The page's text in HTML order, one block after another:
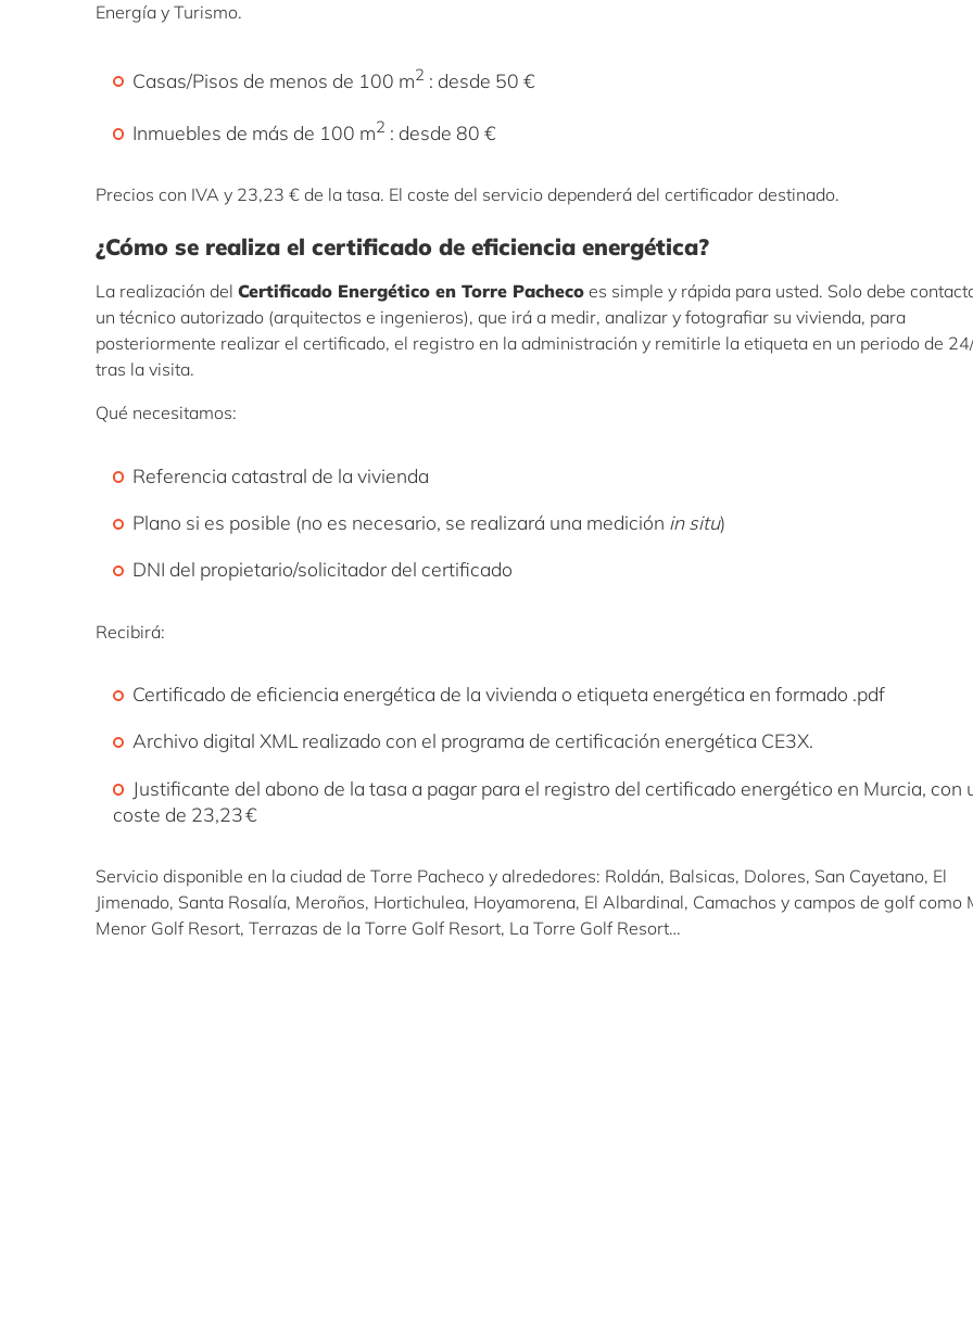
Energía y Turismo.
Casas/Pisos de menos de 100 m2 : desde 50 €
Inmuebles de más de 100 m2 : desde 80 €
Precios con IVA y 23,23 € de la tasa. El coste del servicio dependerá del certificador destinado.
¿Cómo se realiza el certificado de eficiencia energética?
La realización del Certificado Energético en Torre Pacheco es simple y rápida para usted. Solo debe
un técnico autorizado (arquitectos e ingenieros), que irá a medir, analizar y fotografiar su vivienda, para
posteriormente realizar el certificado, el registro en la administración y remitirle la etiqueta en un periodo de
tras la visita.
Qué necesitamos:
Referencia catastral de la vivienda
Plano si es posible (no es necesario, se realizará una medición in situ)
DNI del propietario/solicitador del certificado
Recibirá:
Certificado de eficiencia energética de la vivienda o etiqueta energética en formado .pdf
Archivo digital XML realizado con el programa de certificación energética CE3X.
Justificante del abono de la tasa a pagar para el registro del certificado energético en Murcia, con
coste de 23,23 €
Servicio disponible en la ciudad de Torre Pacheco y alrededores: Roldán, Balsicas, Dolores, San Cayetano, El
Jimenado, Santa Rosalía, Meroños, Hortichulea, Hoyamorena, El Albardinal, Camachos y campos de golf como
Menor Golf Resort, Terrazas de la Torre Golf Resort, La Torre Golf Resort…